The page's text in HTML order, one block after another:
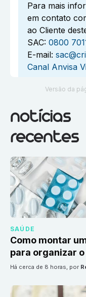
Para mais
em contato
ao Cliente
SAC: 0800
E-mail:
Canal Anvisa
Versão da
notícias
recentes
SAÚDE
Como montar
para organizar
há cerca de 8 horas, por